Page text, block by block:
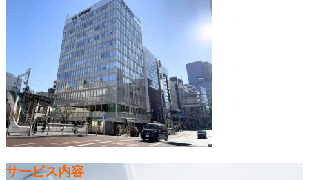
サービス内容